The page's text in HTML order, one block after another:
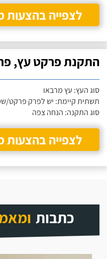
לצפייה בהצעות
התקנת פרקט עץ,
סוג העץ: עץ מרבאו
תשתית קיימת: יש לפרק פרקט/
סוג התקנה: הנחה צפה
לצפייה בהצעות
כתבות